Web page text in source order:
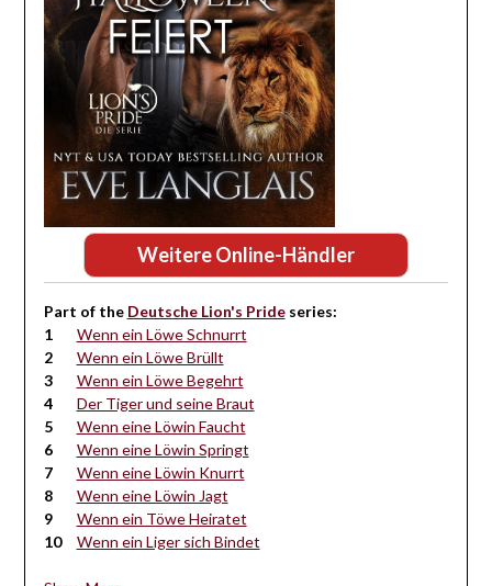
Weitere Online-Händler
Part of the Deutsche Lion's Prideseries:
Wenn ein Löwe Schnurrt
Wenn ein Löwe Brüllt
Wenn ein Löwe Begehrt
Der Tiger und seine Braut
Wenn eine Löwin Faucht
Wenn eine Löwin Springt
Wenn eine Löwin Knurrt
Wenn eine Löwin Jagt
Wenn ein Töwe Heiratet
Wenn ein Liger sich Bindet